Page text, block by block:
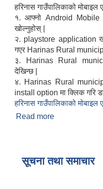
हरिनास गाउँपालिकाको मोबाइल
१. आफ्नो Android Mobile
खोल्नुहोस् |
२. playstore application
गएर Harinas Rural
३. Harinas Rural
देखिन्छ |
४. Harinas Rural
install option मा क्लिक गरि
हरिनास गाउँपालिकाको मोबाइल
Read more
सूचना तथा समाचार